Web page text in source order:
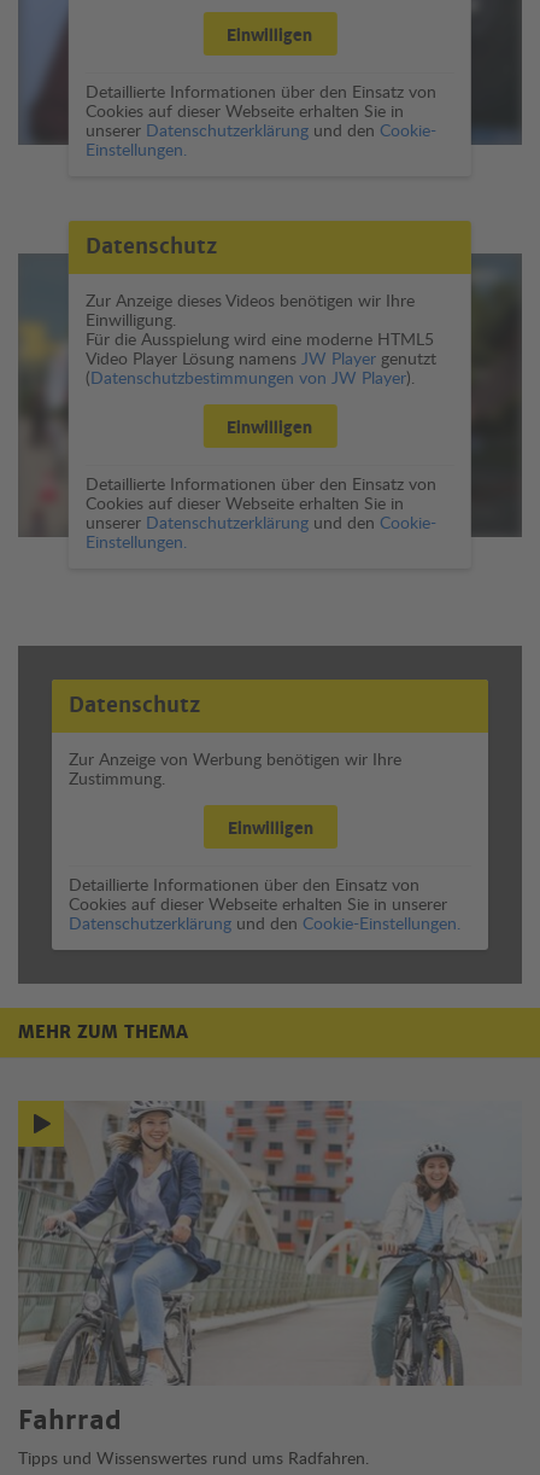
Einwilligen
Detaillierte Informationen über den Einsatz von
Cookies auf dieser Webseite erhalten Sie in
unserer Datenschutzerklärungund den Cookie-
Einstellungen.
Datenschutz
Zur Anzeige dieses Videos benötigen wir Ihre
Einwilligung.
Für die Ausspielung wird eine moderne HTML5
Video Player Lösung namens JW Playergenutzt
(Datenschutzbestimmungen von JW Player).
Einwilligen
Detaillierte Informationen über den Einsatz von
Cookies auf dieser Webseite erhalten Sie in
unserer Datenschutzerklärungund den Cookie-
Einstellungen.
Datenschutz
Zur Anzeige von Werbung benötigen wir Ihre
Zustimmung.
Einwilligen
Detaillierte Informationen über den Einsatz von
Cookies auf dieser Webseite erhalten Sie in unserer
Datenschutzerklärung und den Cookie-Einstellungen.
MEHR ZUM THEMA
Fahrrad
Tipps und Wissenswertes rund ums Radfahren.